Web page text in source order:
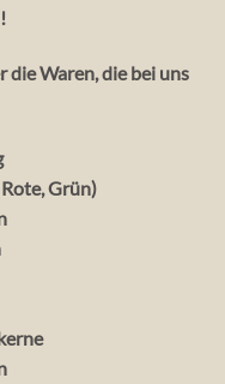
Waren, die bei uns
Grün)